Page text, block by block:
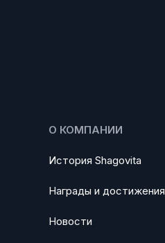
О КОМПАНИИ
История Shagovita
Награды и достижения
Новости